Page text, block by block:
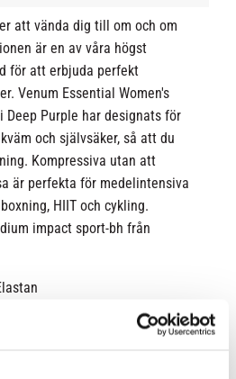
att vända dig till om och om
är en av våra högst
för att erbjuda perfekt
Venum Essential Women's
Deep Purple har designats för
och självsäker, så att du
Kompressiva utan att
är perfekta för medelintensiva
HIIT och cykling.
impact sport-bh från